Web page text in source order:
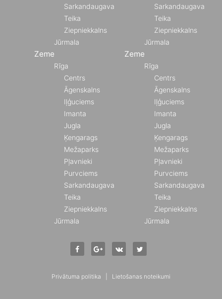
Sarkandaugava
Teika
Ziepniekkalns
Jūrmala
Zeme
Rīga
Centrs
Āgenskalns
Iļģuciems
Imanta
Jugla
Ķengarags
Mežaparks
Pļavnieki
Purvciems
Sarkandaugava
Teika
Ziepniekkalns
Jūrmala
Sarkandaugava
Teika
Ziepniekkalns
Jūrmala
Zeme
Rīga
Centrs
Āgenskalns
Iļģuciems
Imanta
Jugla
Ķengarags
Mežaparks
Pļavnieki
Purvciems
Sarkandaugava
Teika
Ziepniekkalns
Jūrmala
Privātuma politika Lietošanas noteikumi